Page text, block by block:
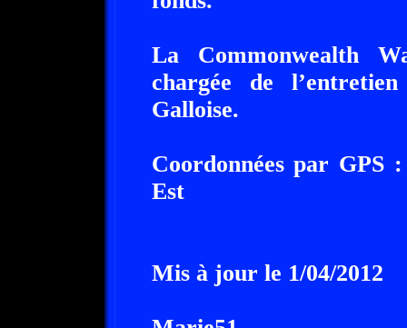
La Commonwealth
chargée de
Galloise.
Coordonnées par
Est
Mis à jour le 1/04/2012